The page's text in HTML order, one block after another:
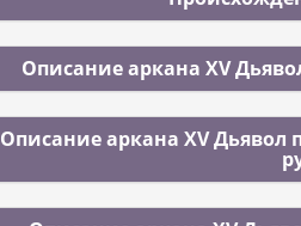
Описание аркана XV
Описание аркана XV Дьявол